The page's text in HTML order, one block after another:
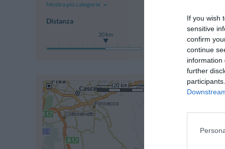
If you wish
sensitive
confirm
continue
information
further
Mostra più categorie
Distanza
20 km